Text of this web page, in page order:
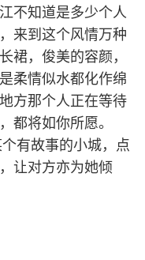
不知道是多少个人
来到这个风情万种
裙，俊美的容颜，
柔情似水都化作绵
方那个人正在等待
都将如你所愿。
有故事的小城，点
让对方亦为她倾